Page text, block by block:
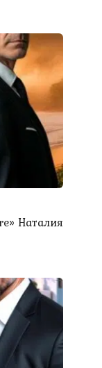
Наталия